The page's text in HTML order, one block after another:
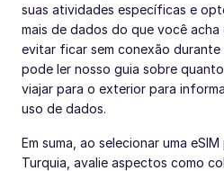
suas atividades específicas e
mais de dados do que você acha
evitar ficar sem conexão durante
pode ler nosso guia sobre
viajar para o exterior para
uso de dados.
Em suma, ao selecionar uma
Turquia, avalie aspectos como